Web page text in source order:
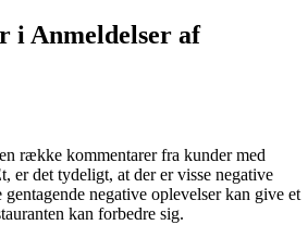
i Anmeldelser af
række kommentarer fra kunder med
er det tydeligt, at der er visse negative
gentagende negative oplevelser kan give et
kan forbedre sig.